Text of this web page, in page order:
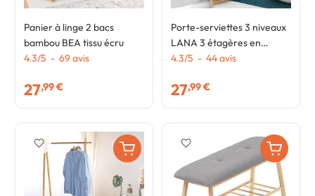
Panier à linge 2 bacs
bambou BEA tissu écru
4.3/5 - 69avis
27,99 €
Porte-serviettes 3 niveaux
LANA 3 étagères en
bambou
4.3/5 - 44avis
27,99 €
favorite_border favorite_border